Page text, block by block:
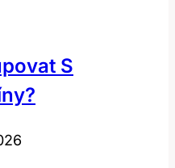
S